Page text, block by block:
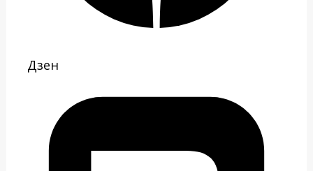
Дзен